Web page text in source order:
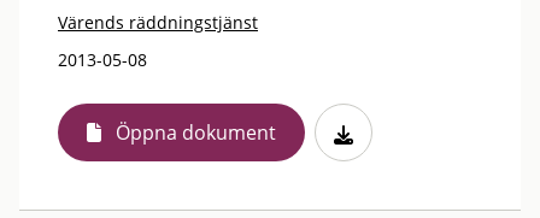
Värends räddningstjänst
2013-05-08
Öppna dokument